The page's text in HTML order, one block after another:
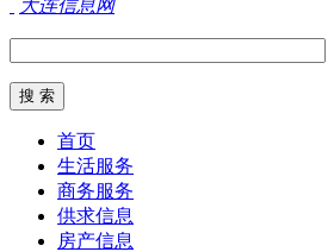
大连信息网
首页
生活服务
商务服务
供求信息
房产信息